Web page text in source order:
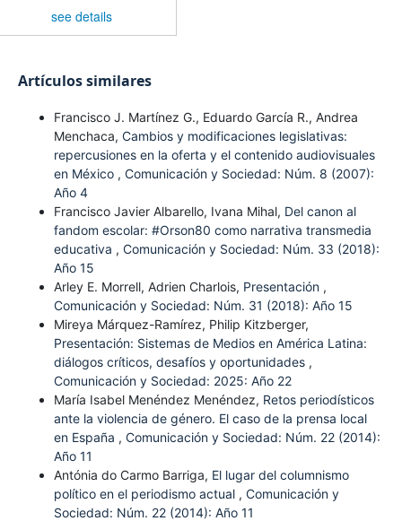
see details
Artículos similares
Francisco J. Martínez G., Eduardo García R., Andrea
Menchaca, Cambios y modificaciones legislativas:
repercusiones en la oferta y el contenido audiovisuales
en México , Comunicación y Sociedad: Núm. 8 (2007):
Año 4
Francisco Javier Albarello, Ivana Mihal, Del canon al
fandom escolar: #Orson80 como narrativa transmedia
educativa , Comunicación y Sociedad: Núm. 33 (2018):
Año 15
Arley E. Morrell, Adrien Charlois, Presentación ,
Comunicación y Sociedad: Núm. 31 (2018): Año 15
Mireya Márquez-Ramírez, Philip Kitzberger,
Presentación: Sistemas de Medios en América Latina:
diálogos críticos, desafíos y oportunidades ,
Comunicación y Sociedad: 2025: Año 22
María Isabel Menéndez Menéndez, Retos periodísticos
ante la violencia de género. El caso de la prensa local
en España , Comunicación y Sociedad: Núm. 22 (2014):
Año 11
Antónia do Carmo Barriga, El lugar del columnismo
político en el periodismo actual , Comunicación y
Sociedad: Núm. 22 (2014): Año 11